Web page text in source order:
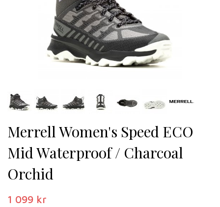
Merrell Women's Speed ECO
Mid Waterproof / Charcoal
Orchid
1 099 kr